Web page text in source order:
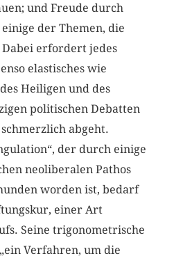
und Freude durch
der Themen, die
erfordert jedes
elastisches wie
Heiligen und des
politischen Debatten
abgeht.
der durch einige
neoliberalen Pathos
worden ist, bedarf
einer Art
Seine trigonometrische
Verfahren, um die